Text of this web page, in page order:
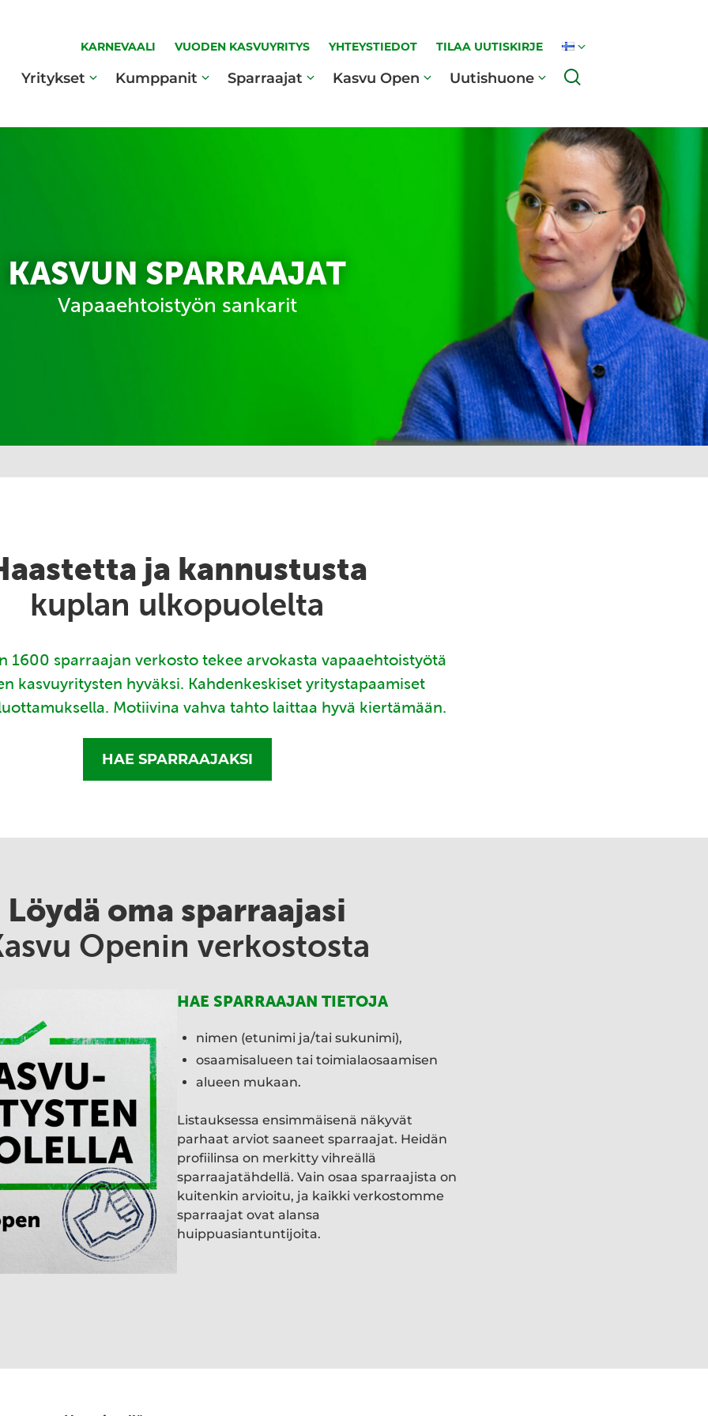
KARNEVAALI VUODEN KASVUYRITYS YHTEYSTIEDOT TILAA UUTISKIRJE
Yritykset Kumppanit Sparraajat Kasvu Open Uutishuone
KASVUN SPARRAAJAT
Vapaaehtoistyön sankarit
ja kannustusta
kuplan ulkopuolelta
1600 sparraajan verkosto tekee arvokasta vapaaehtoistyötä
kasvuyritysten hyväksi. Kahdenkeskiset yritystapaamiset
Motiivina vahva tahto laittaa hyvä kiertämään.
HAE SPARRAAJAKSI
Löydä oma sparraajasi
Openin verkostosta
HAE SPARRAAJAN TIETOJA
nimen (etunimi ja/tai sukunimi),
osaamisalueen tai toimialaosaamisen
alueen mukaan.
Listauksessa ensimmäisenä näkyvät
parhaat arviot saaneet sparraajat. Heidän
profiilinsa on merkitty vihreällä
sparraajatähdellä. Vain osaa sparraajista on
kuitenkin arvioitu, ja kaikki verkostomme
sparraajat ovat alansa
huippuasiantuntijoita.